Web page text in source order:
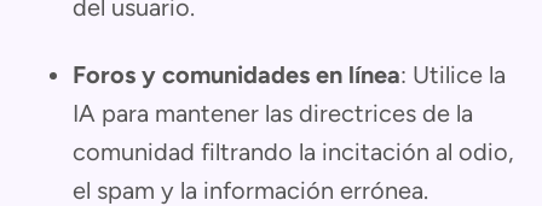
del usuario.
Foros y comunidades en línea: Utilice la
IA para mantener las directrices de la
comunidad filtrando la incitación al odio,
el spam y la información errónea.